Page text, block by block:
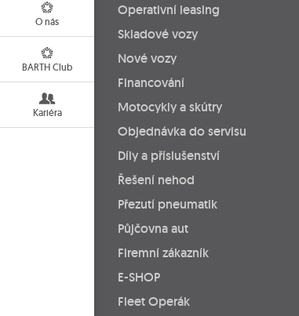
O nás
BARTH Club
Kariéra
Operativní leasing
Skladové vozy
Nové vozy
Financování
Motocykly a skútry
Objednávka do servisu
Díly a příslušenství
Řešení nehod
Přezutí pneumatik
Půjčovna aut
Firemní zákazník
E-SHOP
Fleet Operák